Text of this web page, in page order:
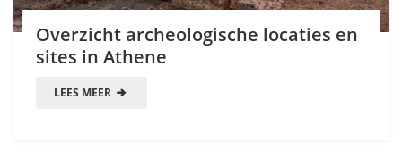
Overzicht archeologische locaties en
sites in Athene
LEES MEER